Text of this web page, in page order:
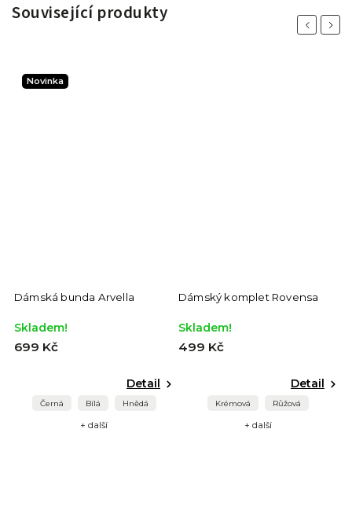
Související produkty
Previous
Novinka
Dámská bunda Arvella
Skladem!
699 Kč
Detail
Černá Bílá Hnědá
+ další
Dámský komplet Rovensa
Skladem!
499 Kč
Detail
Krémová Růžová
+ další
Next